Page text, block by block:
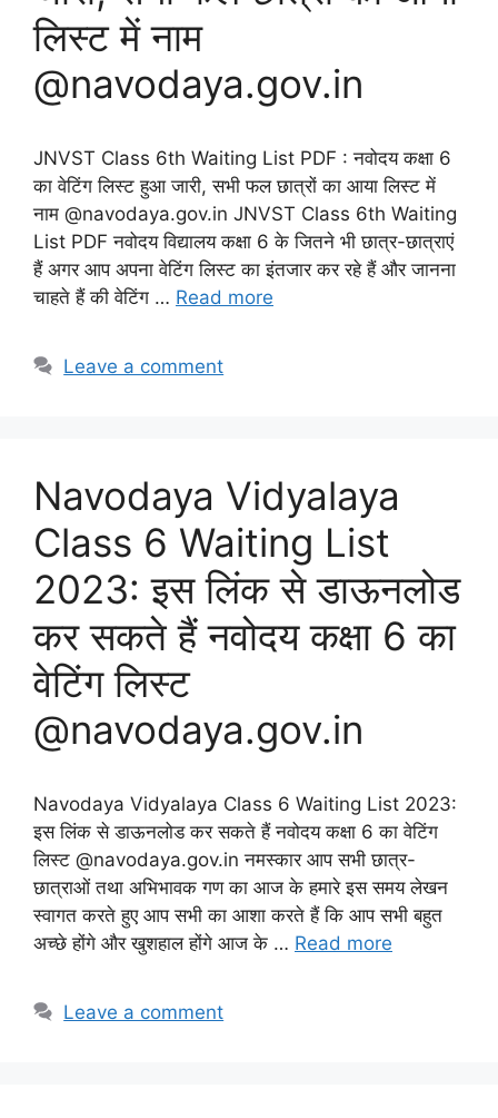
लिस्ट में नाम
@navodaya.gov.in
JNVST Class 6th Waiting List PDF : नवोदय कक्षा 6
का वेटिंग लिस्ट हुआ जारी, सभी फल छात्रों का आया लिस्ट में
नाम @navodaya.gov.in JNVST Class 6th Waiting
List PDF नवोदय विद्यालय कक्षा 6 के जितने भी छात्र-छात्राएं
हैं अगर आप अपना वेटिंग लिस्ट का इंतजार कर रहे हैं और जानना
चाहते हैं की वेटिंग … Read more
Leave a comment
Navodaya Vidyalaya
Class 6 Waiting List
2023: इस लिंक से डाऊनलोड
कर सकते हैं नवोदय कक्षा 6 का
वेटिंग लिस्ट
@navodaya.gov.in
Navodaya Vidyalaya Class 6 Waiting List 2023:
इस लिंक से डाऊनलोड कर सकते हैं नवोदय कक्षा 6 का वेटिंग
लिस्ट @navodaya.gov.in नमस्कार आप सभी छात्र-
छात्राओं तथा अभिभावक गण का आज के हमारे इस समय लेखन
स्वागत करते हुए आप सभी का आशा करते हैं कि आप सभी बहुत
अच्छे होंगे और खुशहाल होंगे आज के … Read more
Leave a comment